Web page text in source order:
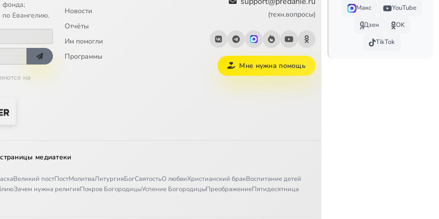
- Бесы
Романов - Царь Иудейский
Дейк - Неверие Фомы
- Воскрешение Лазаря
- Благовещение
фонда;
Евангелию.
на
Новости
Отчёты
Им помогли
Программы
(техн.вопросы)
Мне нужна помощь
медиатеки
Великий постПостМолитваЛитургияБогСвятостьО любвиХристианский бракВоспитание детей
Зачем нужна религияПокров БогородицыУспение БогородицыПреображениеПятидесятница
Макс
YouTube
Дзен
OK
TikTok